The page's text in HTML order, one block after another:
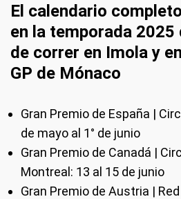
El calendario
en la temporada 2025
de correr en Imola y
GP de Mónaco
Gran Premio de España |
de mayo al 1° de junio
Gran Premio de Canadá |
Montreal: 13 al 15 de junio
Gran Premio de Austria |